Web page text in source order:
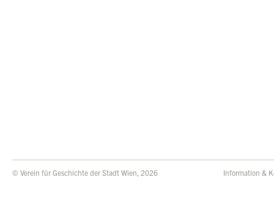
© Verein für Geschichte der Stadt Wien, 2026 Information &